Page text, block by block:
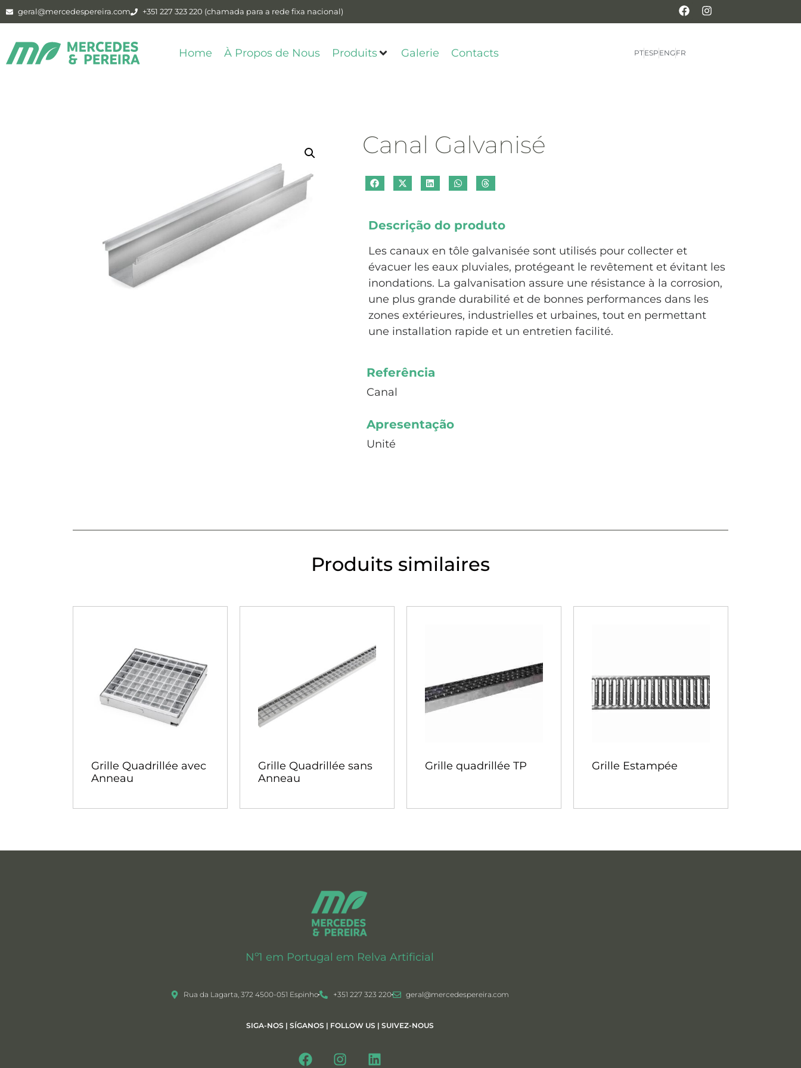
geral@mercedespereira.com +351 227 323 220 (chamada para a rede fixa nacional)
Home À Propos de Nous Produits Galerie Contacts PTESP ENGFR
Canal Galvanisé
Descrição do produto
Les canaux en tôle galvanisée sont utilisés pour collecter et
évacuer les eaux pluviales, protégeant le revêtement et évitant les
inondations. La galvanisation assure une résistance à la corrosion,
une plus grande durabilité et de bonnes performances dans les
zones extérieures, industrielles et urbaines, tout en permettant
une installation rapide et un entretien facilité.
Referência
Canal
Apresentação
Unité
Produits similaires
Grille Quadrillée avec
Anneau
Grille Quadrillée sans
Anneau
Grille quadrillée TP Grille Estampée
Nº1 em Portugal em Relva Artificial
Rua da Lagarta, 372 4500-051 Espinho +351 227 323 220 geral@mercedespereira.com
SIGA-NOS | SÍGANOS | FOLLOW US | SUIVEZ-NOUS